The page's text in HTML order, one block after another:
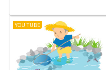
YOU TUBE